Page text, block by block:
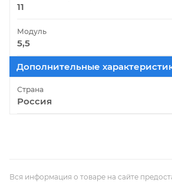
11
Модуль
5,5
Дополнительные
Страна
Россия
Вся информация о товаре на сайте